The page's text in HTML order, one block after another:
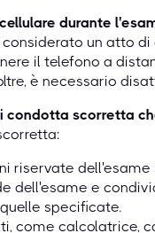
durante
considerato un atto
il telefono a
è necessario
condotta scorretta
riservate dell'esame
dell'esame e
specificate.
come calcolatrice,